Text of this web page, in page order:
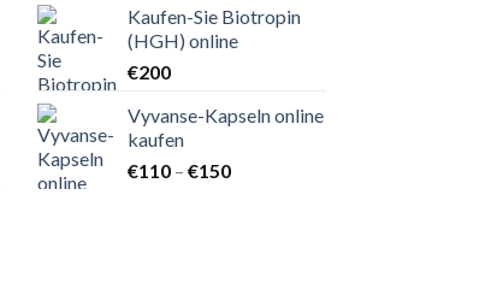
bis
€170
Kaufen-Sie Biotropin
(HGH) online
€200
Vyvanse-Kapseln online
kaufen
€110 – €150Preisspanne: